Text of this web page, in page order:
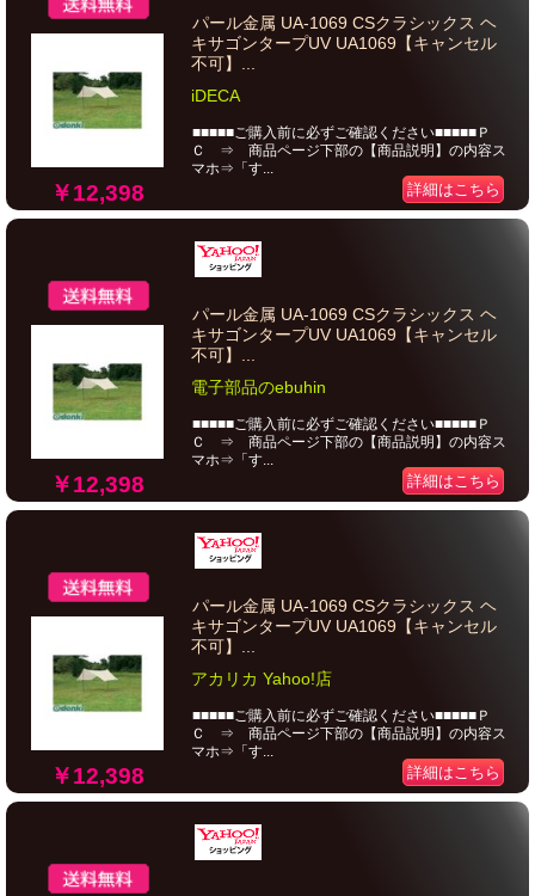
￥12,398
パール金属 UA-1069 CSクラシックス ヘ
キサゴンタープUV UA1069【キャンセル
不可】...
iDECA
■■■■■ご購入前に必ずご確認ください■■■■■Ｐ
Ｃ ⇒ 商品ページ下部の【商品説明】の内容ス
マホ⇒「す...
詳細はこちら
￥12,398
パール金属 UA-1069 CSクラシックス ヘ
キサゴンタープUV UA1069【キャンセル
不可】...
電子部品のebuhin
■■■■■ご購入前に必ずご確認ください■■■■■Ｐ
Ｃ ⇒ 商品ページ下部の【商品説明】の内容ス
マホ⇒「す...
詳細はこちら
￥12,398
パール金属 UA-1069 CSクラシックス ヘ
キサゴンタープUV UA1069【キャンセル
不可】...
アカリカ Yahoo!店
■■■■■ご購入前に必ずご確認ください■■■■■Ｐ
Ｃ ⇒ 商品ページ下部の【商品説明】の内容ス
マホ⇒「す...
詳細はこちら